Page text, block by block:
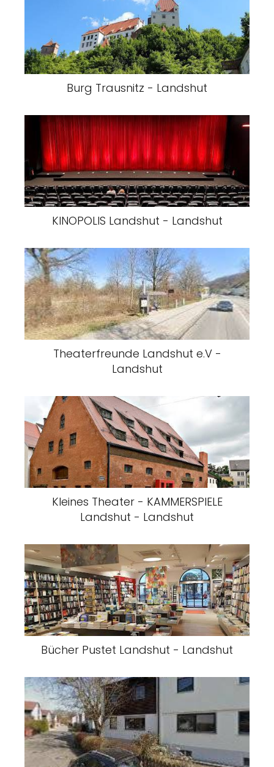
Burg Trausnitz - Landshut
KINOPOLIS Landshut - Landshut
Theaterfreunde Landshut e.V -
Landshut
Kleines Theater - KAMMERSPIELE
Landshut - Landshut
Bücher Pustet Landshut - Landshut